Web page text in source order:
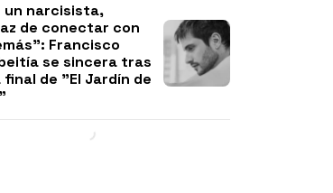
un narcisista,
de conectar con
Francisco
se sincera tras
de "El Jardín de